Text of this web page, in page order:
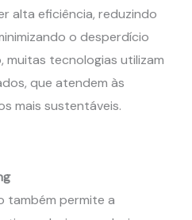
alta eficiência, reduzindo
o desperdício
muitas tecnologias utilizam
que atendem às
mais sustentáveis.
também permite a